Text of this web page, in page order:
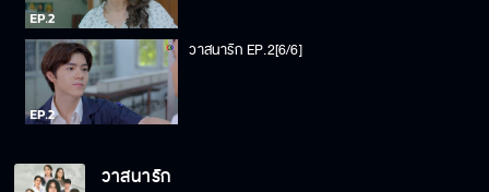
วาสนารัก EP.2[6/6]
วาสนารัก